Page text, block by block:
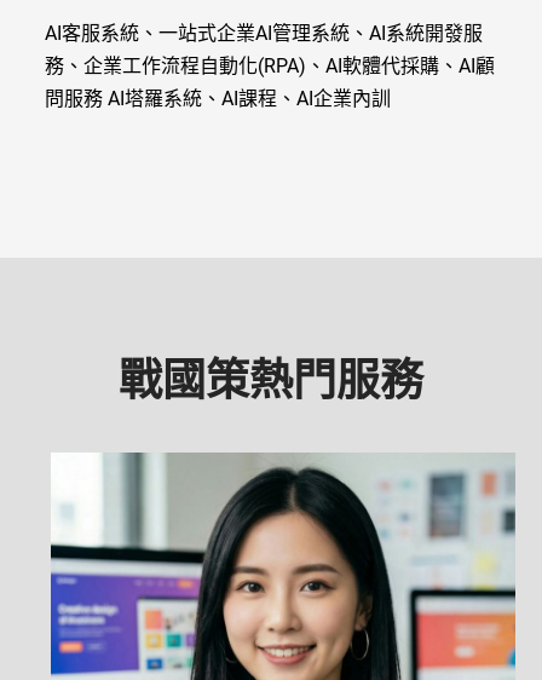
AI客服系統、一站式企業AI管理系統、AI系統開發服
務、企業工作流程自動化(RPA)、AI軟體代採購、AI顧
問服務 AI塔羅系統、AI課程、AI企業內訓
戰國策熱門服務